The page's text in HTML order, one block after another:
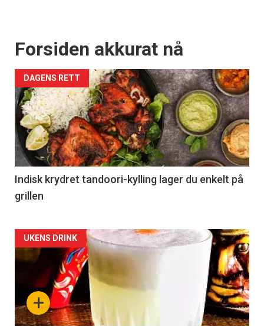
Forsiden akkurat nå
DAGENS RETT
Indisk krydret tandoori-kylling lager du enkelt på
grillen
Forsiden
akkurat
nå
-
+
UKENS DRINK